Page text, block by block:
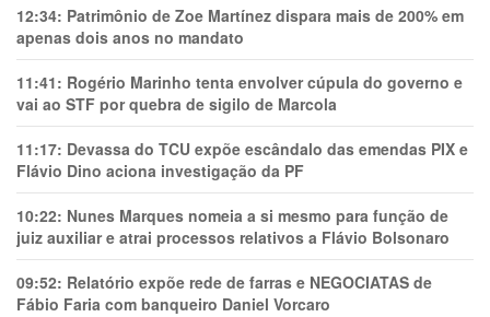
12:34: Patrimônio de Zoe Martínez dispara mais de 200% em
apenas dois anos no mandato
11:41: Rogério Marinho tenta envolver cúpula do governo e
vai ao STF por quebra de sigilo de Marcola
11:17: Devassa do TCU expõe escândalo das emendas PIX e
Flávio Dino aciona investigação da PF
10:22: Nunes Marques nomeia a si mesmo para função de
juiz auxiliar e atrai processos relativos a Flávio Bolsonaro
09:52: Relatório expõe rede de farras e NEGOCIATAS de
Fábio Faria com banqueiro Daniel Vorcaro